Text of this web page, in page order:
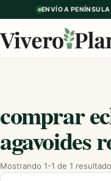
ENVÍO A
comprar
agavoides
Mostrando 1-1 de 1